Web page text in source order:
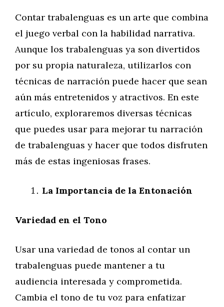
Contar trabalenguas es un arte que combina
el juego verbal con la habilidad narrativa.
Aunque los trabalenguas ya son divertidos
por su propia naturaleza, utilizarlos con
técnicas de narración puede hacer que sean
aún más entretenidos y atractivos. En este
artículo, exploraremos diversas técnicas
que puedes usar para mejorar tu narración
de trabalenguas y hacer que todos disfruten
más de estas ingeniosas frases.
La Importancia de la Entonación
Variedad en el Tono
Usar una variedad de tonos al contar un
trabalenguas puede mantener a tu
audiencia interesada y comprometida.
Cambia el tono de tu voz para enfatizar